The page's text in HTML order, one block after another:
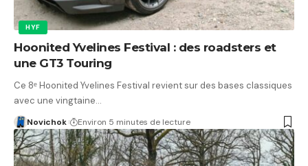
HYF
Hoonited Yvelines Festival : des roadsters et
une GT3 Touring
Ce 8ᵉ Hoonited Yvelines Festival revient sur des bases classiques
avec une vingtaine…
Novichok Environ 5 minutes de lecture